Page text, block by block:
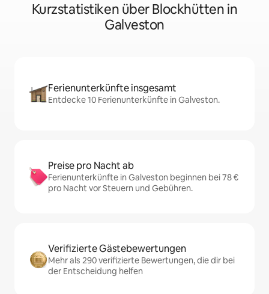
Kurzstatistiken über Blockhütten in
Galveston
Ferienunterkünfte insgesamt
Entdecke 10 Ferienunterkünfte in Galveston.
Preise pro Nacht ab
Ferienunterkünfte in Galveston beginnen bei 78 €
pro Nacht vor Steuern und Gebühren.
Verifizierte Gästebewertungen
Mehr als 290 verifizierte Bewertungen, die dir bei
der Entscheidung helfen